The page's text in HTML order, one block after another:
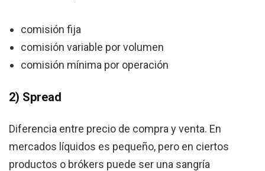
comisión fija
comisión variable por volumen
comisión mínima por operación
2) Spread
Diferencia entre precio de compra y venta. En
mercados líquidos es pequeño, pero en ciertos
productos o brókers puede ser una sangría